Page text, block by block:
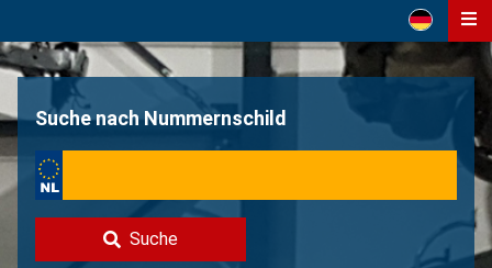
Home
Über uns
Volvo Verkaufen?
Suche nach Nummernschild
Suche